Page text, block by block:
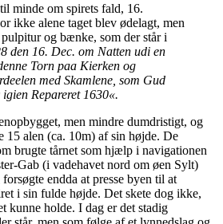
minde om spirets fald, 16.
ikke alene taget blev ødelagt, men
og bænke, som der står i
den 16. Dec. om Natten udi en
Torn paa Kierken og
med Skamlene, som Gud
Repareret 1630«.
men mindre dumdristigt, og
15 alen (ca. 10m) af sin højde. De
brugte tårnet som hjælp i navigationen
Gab (i vadehavet nord om øen Sylt)
endda at presse byen til at
i sin fulde højde. Det skete dog ikke,
kunne holde. I dag er det stadig